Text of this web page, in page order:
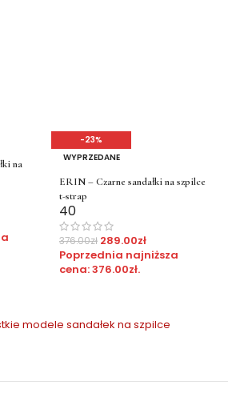
na
-23%
WYPRZEDANE
ERIN – Czarne sandałki na szpilce
t-strap
40
376.00zł 289.00zł
Poprzednia najniższa
cena:376.00zł.
modele sandałek na szpilce